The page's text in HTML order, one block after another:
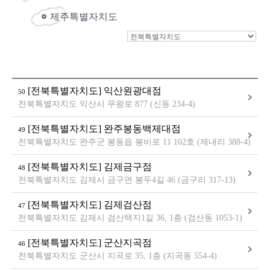
제주특별자치도
50 [전북특별자치도] 익산원광대점
전북특별자치도 익산시 무왕로 877 (신동 234-4)
49 [전북특별자치도] 완주봉동백제대점
전북특별자치도 완주군 봉동읍 봉비로 11 102호 (제내리 388-4)
48 [전북특별자치도] 김제금구점
전북특별자치도 김제시 금구면 봉두4길 46 (금구리 317-13)
47 [전북특별자치도] 김제검산점
전북특별자치도 김제시 검산택지1길 36, 1층 (검산동 1053-1)
46 [전북특별자치도] 군산지곡점
전북특별자치도 군산시 지곡로 35, 1층 (지곡동 554-4)